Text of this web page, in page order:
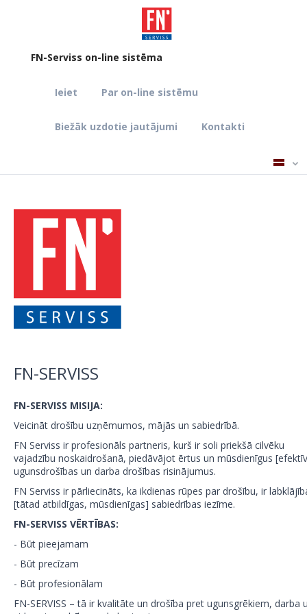
FN-Serviss on-line sistēma
Ieiet Par on-line sistēmu
Biežāk uzdotie jautājumi Kontakti
FN-SERVISS
FN-SERVISS MISIJA:
Veicināt drošību uzņēmumos, mājās un sabiedrībā.
FN Serviss ir profesionāls partneris, kurš ir soli priekšā cilvēku
vajadzību noskaidrošanā, piedāvājot ērtus un mūsdienīgus
ugunsdrošības un darba drošības risinājumus.
FN Serviss ir pārliecināts, ka ikdienas rūpes par drošību, ir
[tātad atbildīgas, mūsdienīgas] sabiedrības iezīme.
FN-SERVISS VĒRTĪBAS:
- Būt pieejamam
- Būt precīzam
- Būt profesionālam
FN-SERVISS – tā ir kvalitāte un drošība pret ugunsgrēkiem, darba